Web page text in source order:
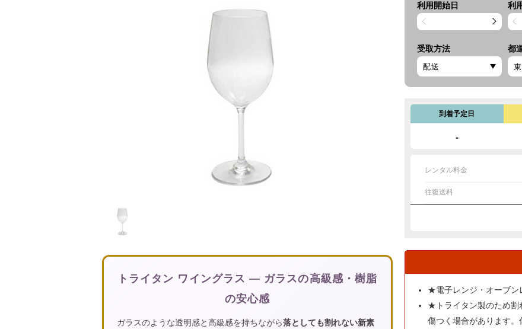
トライタン ワイングラス — ガラスの高級感・樹脂
の安心感
ガラスのような透明感と高級感を持ちながら落としても割れない新素
利用開始日 利
受取方法 都
到着予定日
-
レンタル料金
往復送料
★電子レンジ・オーブン
★トライタン製のため割
傷つく場合があります